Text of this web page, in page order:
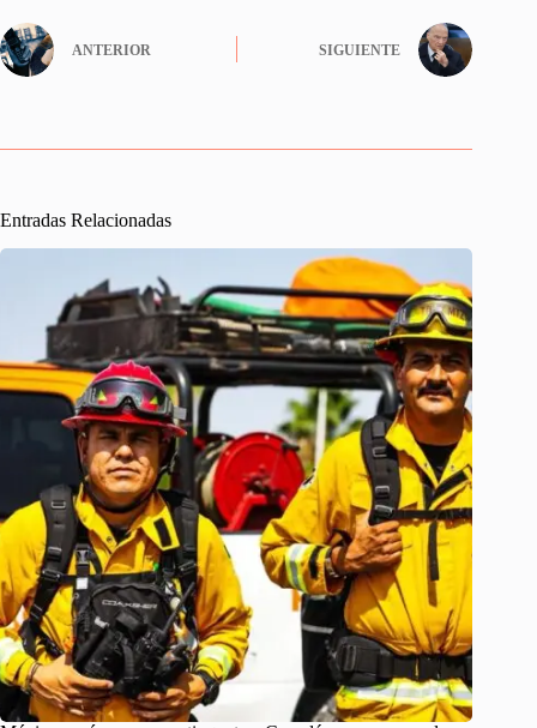
ANTERIOR SIGUIENTE
Entradas Relacionadas